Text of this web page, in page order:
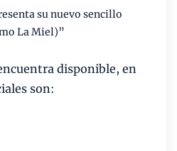
su nuevo sencillo
La Miel)”
disponible, en
son: